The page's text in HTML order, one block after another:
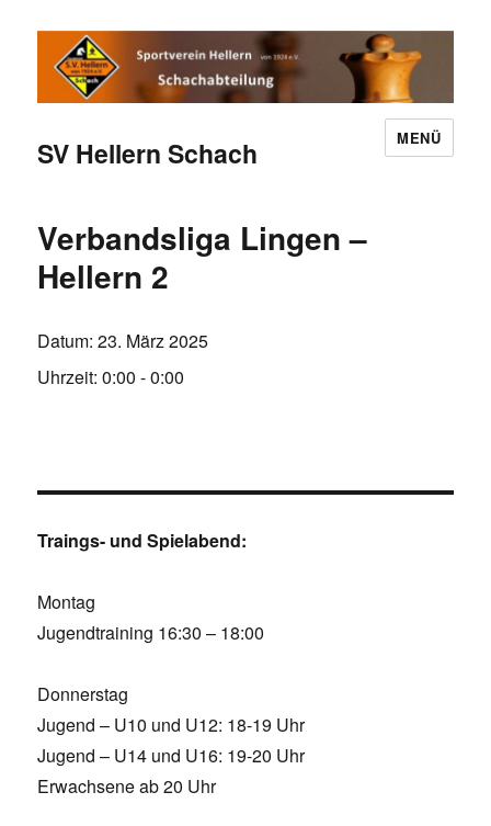
SV Hellern Schach MENÜ
Verbandsliga Lingen –
Hellern 2
Datum:23. März 2025
Uhrzeit:0:00 - 0:00
Traings- und Spielabend:
Montag
Jugendtraining 16:30 – 18:00
Donnerstag
Jugend – U10 und U12: 18-19 Uhr
Jugend – U14 und U16: 19-20 Uhr
Erwachsene ab 20 Uhr